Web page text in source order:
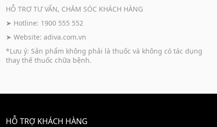
HỖ TRỢ TƯ VẤN, CHĂM SÓC KHÁCH HÀNG
➤ Hotline: 1900 555 552
➤ Website: adiva.com.vn
*Lưu ý: Sản phẩm không phải là thuốc và không có tác dụng
thay thế thuốc chữa bệnh.
HỖ TRỢ KHÁCH HÀNG